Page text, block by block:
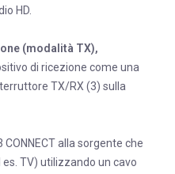
HD.
(modalità TX),
di ricezione come una
TX/RX (3) sulla
CONNECT alla sorgente che
TV) utilizzando un cavo